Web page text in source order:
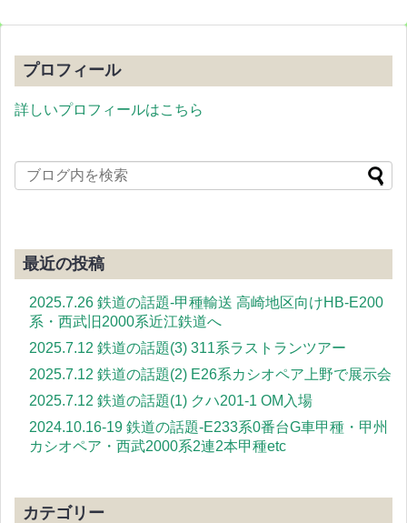
プロフィール
詳しいプロフィールはこちら
最近の投稿
2025.7.26 鉄道の話題-甲種輸送 高崎地区向けHB-E200
系・西武旧2000系近江鉄道へ
2025.7.12 鉄道の話題(3) 311系ラストランツアー
2025.7.12 鉄道の話題(2) E26系カシオペア上野で展示会
2025.7.12 鉄道の話題(1) クハ201-1 OM入場
2024.10.16-19 鉄道の話題-E233系0番台G車甲種・甲州
カシオペア・西武2000系2連2本甲種etc
カテゴリー